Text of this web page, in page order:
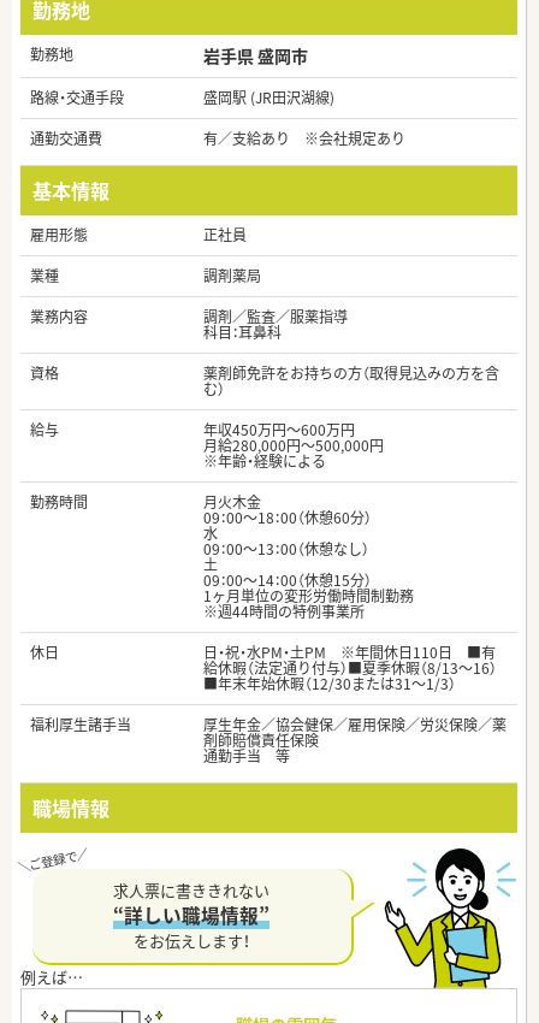
勤務地
勤務地 岩手県 盛岡市
路線・交通手段
盛岡駅 (JR田沢湖線)
通勤交通費
有／支給あり ※会社規定あり
基本情報
雇用形態
正社員
業種
調剤薬局
業務内容
調剤／監査／服薬指導
科目：耳鼻科
資格
薬剤師免許をお持ちの方（取得見込みの方を含
む）
給与
年収450万円～600万円
月給280,000円～500,000円
※年齢・経験による
勤務時間
月火木金
09：00～18：00（休憩60分）
水
09：00～13：00（休憩なし）
土
09：00～14：00（休憩15分）
1ヶ月単位の変形労働時間制勤務
※週44時間の特例事業所
休日
日・祝・水PM・土PM ※年間休日110日 ■有
給休暇（法定通り付与）■夏季休暇（8/13～16）
■年末年始休暇（12/30または31～1/3）
福利厚生諸手当
厚生年金／協会健保／雇用保険／労災保険／薬
剤師賠償責任保険
通勤手当 等
職場情報
求人票に書ききれない
“詳しい職場情報”
をお伝えします！